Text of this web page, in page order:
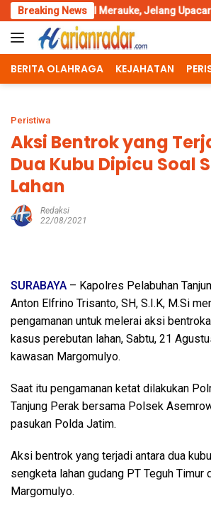
Skip
to
content
Breaking News
Jelang Upacara HUT Ke-81
BERITA OLAHRAGA KEJAHATAN
Peristiwa
Aksi Bentrok yang
Dua Kubu Dipicu Soal
Lahan
Redaksi
22/08/2021
SURABAYA – Kapolres Pelabuhan
Anton Elfrino Trisanto, SH, S.I.K, M.Si
pengamanan untuk melerai aksi
kasus perebutan lahan, Sabtu, 21
kawasan Margomulyo.
Saat itu pengamanan ketat dilakukan
Tanjung Perak bersama Polsek
pasukan Polda Jatim.
Aksi bentrok yang terjadi antara dua
sengketa lahan gudang PT Teguh Timur
Margomulyo.